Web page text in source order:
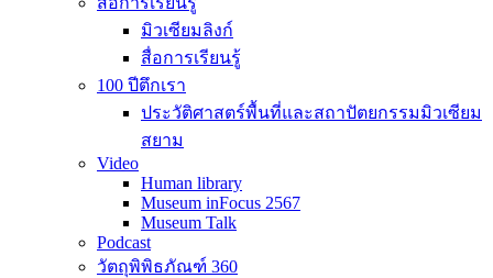
มิวเซียมลิงก์
สื่อการเรียนรู้
100 ปีตึกเรา
ประวัติศาสตร์พื้นที่และสถาปัตยกรรมมิวเซียม
สยาม
Video
Human library
Museum inFocus 2567
Museum Talk
Podcast
วัตถุพิพิธภัณฑ์ 360